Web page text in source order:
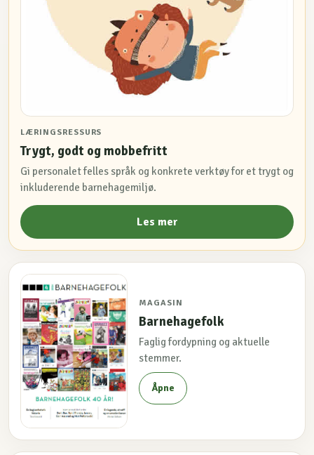
LÆRINGSRESSURS
Trygt, godt og mobbefritt
Gi personalet felles språk og konkrete verktøy for et trygt og
inkluderende barnehagemiljø.
Les mer
MAGASIN
Barnehagefolk
Faglig fordypning og aktuelle
stemmer.
Åpne